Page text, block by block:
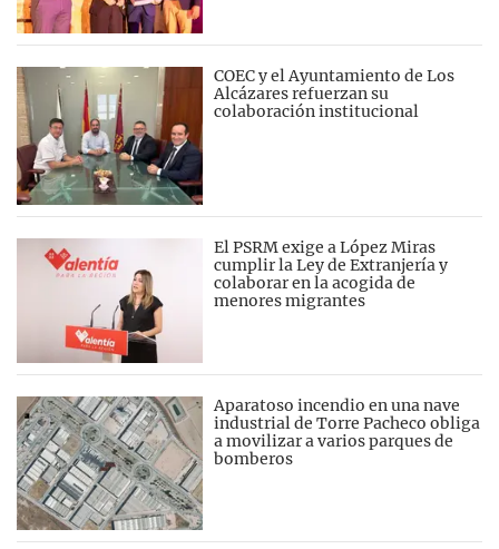
COEC y el Ayuntamiento de Los
Alcázares refuerzan su
colaboración institucional
El PSRM exige a López Miras
cumplir la Ley de Extranjería y
colaborar en la acogida de
menores migrantes
Aparatoso incendio en una nave
industrial de Torre Pacheco obliga
a movilizar a varios parques de
bomberos